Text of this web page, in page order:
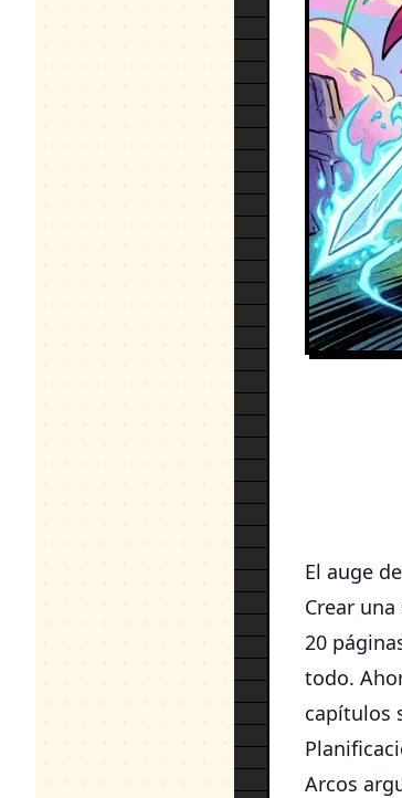
El auge
Crear
20
todo.
capítulos
Arcos